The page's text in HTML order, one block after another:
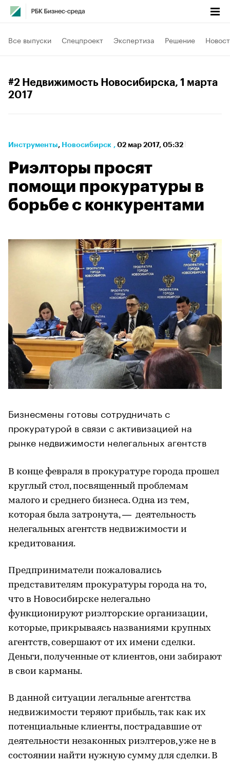
Все выпуски Спецпроект Экспертиза Решение
#2 Недвижимость Новосибирска, 1 марта
2017
Инструменты⁠, Новосибирск , 02 мар 2017, 05:32
Риэлторы просят
помощи прокуратуры в
борьбе с конкурентами
Бизнесмены готовы сотрудничать с
прокуратурой в связи с активизацией на
рынке недвижимости нелегальных агентств
В конце февраля в прокуратуре города прошел
круглый стол, посвященный проблемам
малого и среднего бизнеса. Одна из тем,
которая была затронута, — деятельность
нелегальных агентств недвижимости и
кредитования.
Предприниматели пожаловались
представителям прокуратуры города на то,
что в Новосибирске нелегально
функционируют риэлторские организации,
которые, прикрываясь названиями крупных
агентств, совершают от их имени сделки.
Деньги, полученные от клиентов, они забирают
в свои карманы.
В данной ситуации легальные агентства
недвижимости теряют прибыль, так как их
потенциальные клиенты, пострадавшие от
деятельности незаконных риэлтеров, уже не в
состоянии найти нужную сумму для сделки. В